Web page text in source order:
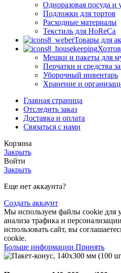
Одноразовая посуда и
Подложки для тортов
Расходные материалы
Текстиль для HoReCa
Товары для
Мешки и пакеты для
Перчатки и средства
Уборочный инвентарь
Хранение и
Главная страница
Отследить заказ
Доставка и оплата
Связаться с нами
Корзина
Закрыть
Войти
Закрыть
Еще нет аккаунта?
Создать аккаунт
Мы используем файлы cookie для
анализа трафика и
использовать сайт, вы
cookie.
Больше информации Больше
информации
Принять